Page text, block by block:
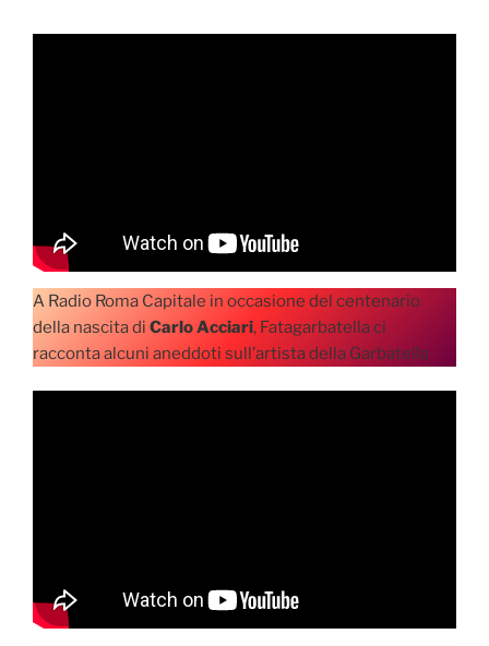
A Radio Roma Capitale in occasione del centenario
della nascita di Carlo Acciari, Fatagarbatella ci
racconta alcuni aneddoti sull’artista della Garbatella